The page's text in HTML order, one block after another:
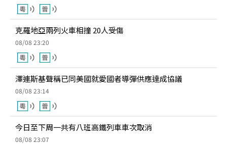
克羅地亞兩列火車相撞 20人受傷
08/08 23:20
澤連斯基聲稱已同美國就愛國者導彈供應達成協議
08/08 23:14
今日至下周一共有八班高鐵列車車次取消
08/08 23:07